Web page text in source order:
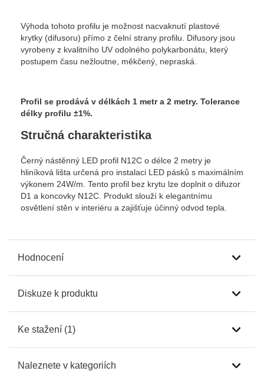
Výhoda tohoto profilu je možnost nacvaknutí plastové
krytky (difusoru) přímo z čelní strany profilu. Difusory jsou
vyrobeny z kvalitního UV odolného polykarbonátu, který
postupem času nežloutne, měkčený, nepraská.
Profil se prodává v délkách 1 metr a 2 metry. Tolerance
délky profilu ±1%.
Stručná charakteristika
Černý nástěnný LED profil N12C o délce 2 metry je
hliníková lišta určená pro instalaci LED pásků s maximálním
výkonem 24W/m. Tento profil bez krytu lze doplnit o difuzor
D1 a koncovky N12C. Produkt slouží k elegantnímu
osvětlení stěn v interiéru a zajišťuje účinný odvod tepla.
Hodnocení
Diskuze k produktu
Ke stažení (1)
Naleznete v kategoriích